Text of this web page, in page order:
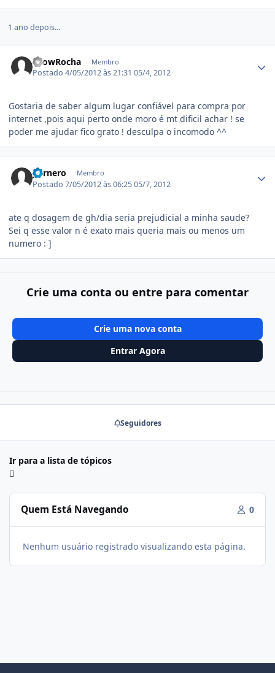
1 ano depois...
LeowRocha Membro
Postado4/05/2012 às 21:3105/4, 2012
Gostaria de saber algum lugar confiável para compra por
internet ,pois aqui perto onde moro é mt dificil achar ! se
poder me ajudar fico grato ! desculpa o incomodo ^^
yurnero Membro
Postado7/05/2012 às 06:2505/7, 2012
ate q dosagem de gh/dia seria prejudicial a minha saude?
Sei q esse valor n é exato mais queria mais ou menos um
numero : ]
Crie uma conta ou entre para comentar
Crie uma nova conta
Entrar Agora
Seguidores
Ir para a lista de tópicos
Quem Está Navegando 0
Nenhum usuário registrado visualizando esta página.